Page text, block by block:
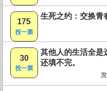
175
投一票
生死之约：交换青
30
投一票
其他人的生活全是
还填不完。